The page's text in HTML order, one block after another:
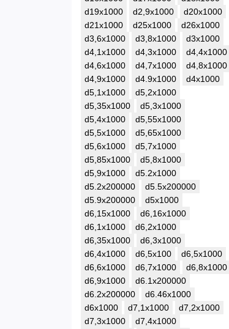
d19x1000
d2,9x1000
d20x1000
d21x1000
d25x1000
d26x1000
d3,6x1000
d3,8x1000
d3x1000
d4,1x1000
d4,3x1000
d4,4x1000
d4,6x1000
d4,7x1000
d4,8x1000
d4,9x1000
d4.9x1000
d4x1000
d5,1x1000
d5,2x1000
d5,35x1000
d5,3x1000
d5,4x1000
d5,55x1000
d5,5x1000
d5,65x1000
d5,6x1000
d5,7x1000
d5,85x1000
d5,8x1000
d5,9x1000
d5.2x1000
d5.2x200000
d5.5x200000
d5.9x200000
d5x1000
d6,15x1000
d6,16x1000
d6,1x1000
d6,2x1000
d6,35x1000
d6,3x1000
d6,4x1000
d6,5x100
d6,5x1000
d6,6x1000
d6,7x1000
d6,8x1000
d6,9x1000
d6.1x200000
d6.2x200000
d6.46x1000
d6x1000
d7,1x1000
d7,2x1000
d7,3x1000
d7,4x1000